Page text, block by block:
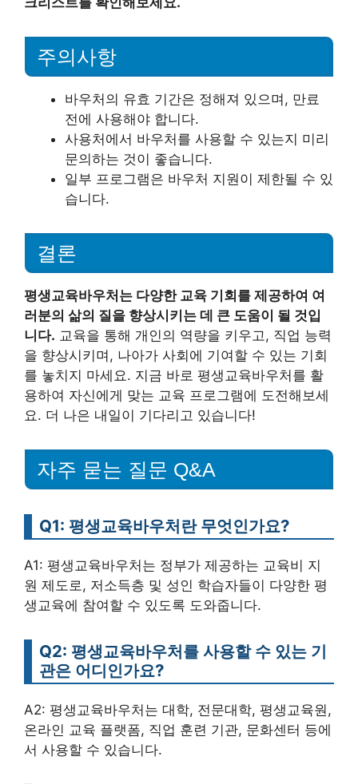
주의사항
바우처의 유효 기간은 정해져 있으며, 만료
전에 사용해야 합니다.
사용처에서 바우처를 사용할 수 있는지 미리
문의하는 것이 좋습니다.
일부 프로그램은 바우처 지원이 제한될 수 있
습니다.
결론
평생교육바우처는 다양한 교육 기회를 제공하여 여
러분의 삶의 질을 향상시키는 데 큰 도움이 될 것입
니다. 교육을 통해 개인의 역량을 키우고, 직업 능력
을 향상시키며, 나아가 사회에 기여할 수 있는 기회
를 놓치지 마세요. 지금 바로 평생교육바우처를 활
용하여 자신에게 맞는 교육 프로그램에 도전해보세
요. 더 나은 내일이 기다리고 있습니다!
자주 묻는 질문 Q&A
Q1: 평생교육바우처란 무엇인가요?
A1: 평생교육바우처는 정부가 제공하는 교육비 지
원 제도로, 저소득층 및 성인 학습자들이 다양한 평
생교육에 참여할 수 있도록 도와줍니다.
Q2: 평생교육바우처를 사용할 수 있는 기
관은 어디인가요?
A2: 평생교육바우처는 대학, 전문대학, 평생교육원,
온라인 교육 플랫폼, 직업 훈련 기관, 문화센터 등에
서 사용할 수 있습니다.